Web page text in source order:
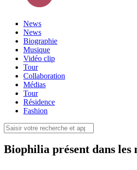
News
News
Biographie
Musique
Vidéo clip
Tour
Collaboration
Médias
Tour
Résidence
Fashion
Biophilia présent dans les